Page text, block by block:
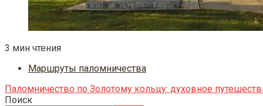
3 мин чтения
Маршруты паломничества
Паломничество по Золотому кольцу: духовное
Поиск